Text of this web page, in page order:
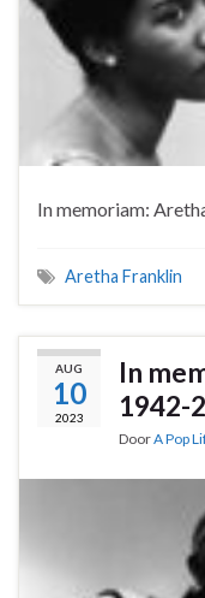
In memoriam:
Aretha Franklin
AUG
10
2023
In
1942-
DoorA Pop